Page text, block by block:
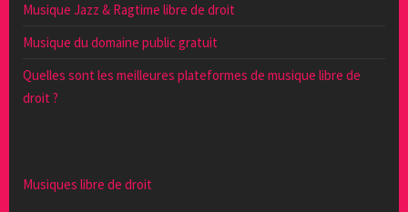
Musique Jazz & Ragtime libre de droit
Musique du domaine public gratuit
Quelles sont les meilleures plateformes de musique libre de
droit ?
Musiques libre de droit